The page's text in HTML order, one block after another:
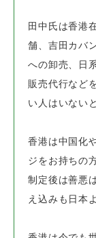
田中氏は香港
舗、 吉田カバ
への卸売、
日
販売代行など
い人はいない
香港は中国化
ジをお持ちの
制定後は善悪
え込みも日本